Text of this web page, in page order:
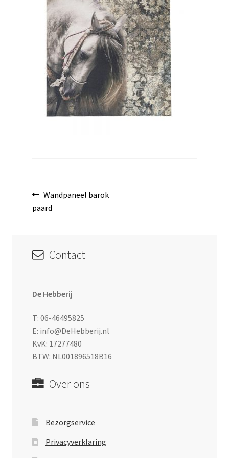
Bericht
navigatie
Vorig
bericht:
Wandpaneel barok
paard
Contact
De Hebberij
T: 06-46495825
E: info@DeHebberij.nl
KvK: 17277480
BTW: NL001896518B16
Over ons
Bezorgservice
Privacyverklaring